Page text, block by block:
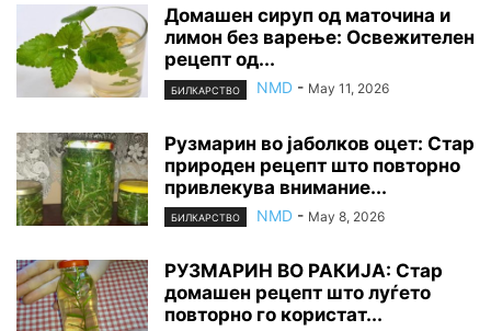
Домашен сируп од маточина и
лимон без варење: Освежителен
рецепт од...
БИЛКАРСТВО NMD - May 11, 2026
Рузмарин во јаболков оцет: Стар
природен рецепт што повторно
привлекува внимание...
БИЛКАРСТВО NMD - May 8, 2026
РУЗМАРИН ВО РАКИЈА: Стар
домашен рецепт што луѓето
повторно го користат...